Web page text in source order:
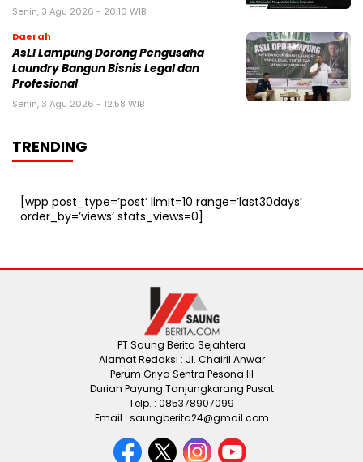
Senin, 3 Agu 2026 - 20:10 WIB
Daerah
AsLI Lampung Dorong Pengusaha
Laundry Bangun Bisnis Legal dan
Profesional
Senin, 3 Agu 2026 - 12:58 WIB
TRENDING
[wpp post_type=’post’ limit=10 range=’last30days’
order_by=’views’ stats_views=0]
PT Saung Berita Sejahtera
Alamat Redaksi : Jl. Chairil Anwar
Perum Griya Sentra Pesona III
Durian Payung Tanjungkarang Pusat
Telp. : 085378907099
Email : saungberita24@gmail.com